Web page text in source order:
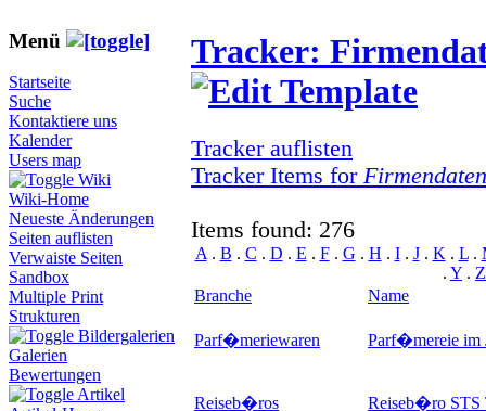
Menü
Startseite
Suche
Kontaktiere uns
Kalender
Users map
Wiki
Wiki-Home
Neueste Änderungen
Seiten auflisten
Verwaiste Seiten
Sandbox
Multiple Print
Strukturen
Bildergalerien
Galerien
Bewertungen
Artikel
Tracker:
Tracker auflisten
Tracker Items for
Items found: 276
A . B . C . D . E . F. G . H . I. J. K . L.
. Y . Z
Branche
Name
Parf�meriewaren Parf�mereie im
Reiseb�ros Reiseb�ro STS